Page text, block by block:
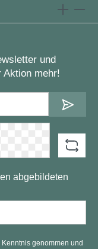
und
Aktion mehr!
abgebildeten
Kenntnis genommen und